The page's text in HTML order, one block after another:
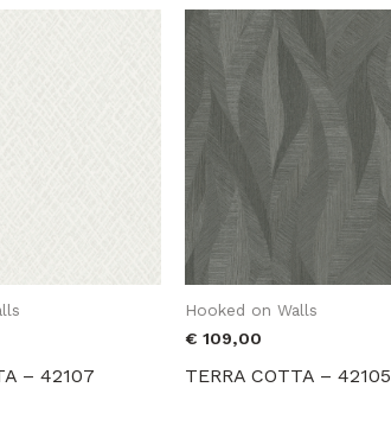
– 42107
Hooked on Walls
€ 109,00
TERRA COTTA – 42105